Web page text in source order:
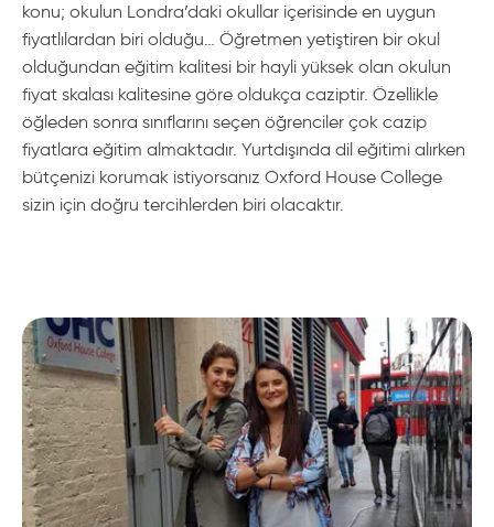
konu; okulun Londra’daki okullar içerisinde en uygun
fiyatlılardan biri olduğu… Öğretmen yetiştiren bir okul
olduğundan eğitim kalitesi bir hayli yüksek olan okulun
fiyat skalası kalitesine göre oldukça caziptir. Özellikle
öğleden sonra sınıflarını seçen öğrenciler çok cazip
fiyatlara eğitim almaktadır. Yurtdışında dil eğitimi alırken
bütçenizi korumak istiyorsanız Oxford House College
sizin için doğru tercihlerden biri olacaktır.